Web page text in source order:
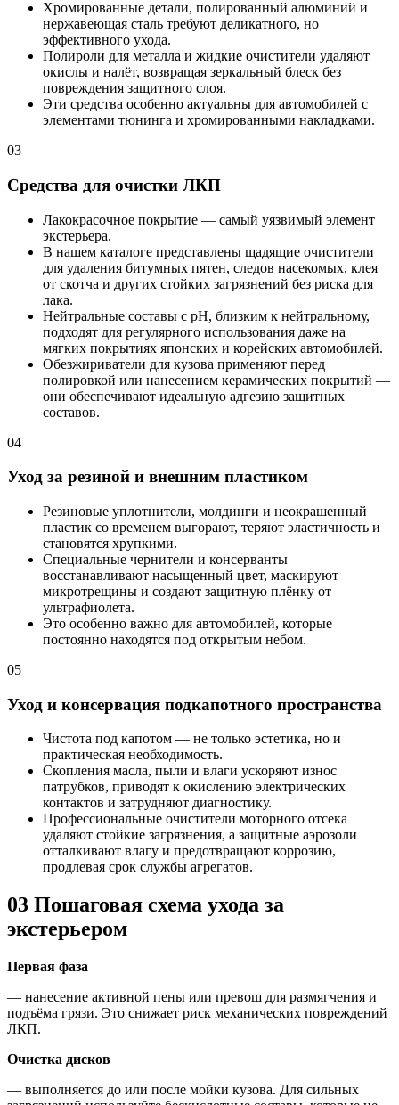
Хромированные детали, полированный алюминий и
нержавеющая сталь требуют деликатного, но
эффективного ухода.
Полироли для металла и жидкие очистители удаляют
окислы и налёт, возвращая зеркальный блеск без
повреждения защитного слоя.
Эти средства особенно актуальны для автомобилей с
элементами тюнинга и хромированными накладками.
03
Средства для очистки ЛКП
Лакокрасочное покрытие — самый уязвимый элемент
экстерьера.
В нашем каталоге представлены щадящие очистители
для удаления битумных пятен, следов насекомых, клея
от скотча и других стойких загрязнений без риска для
лака.
Нейтральные составы с pH, близким к нейтральному,
подходят для регулярного использования даже на
мягких покрытиях японских и корейских автомобилей.
Обезжириватели для кузова применяют перед
полировкой или нанесением керамических покрытий —
они обеспечивают идеальную адгезию защитных
составов.
04
Уход за резиной и внешним пластиком
Резиновые уплотнители, молдинги и неокрашенный
пластик со временем выгорают, теряют эластичность и
становятся хрупкими.
Специальные чернители и консерванты
восстанавливают насыщенный цвет, маскируют
микротрещины и создают защитную плёнку от
ультрафиолета.
Это особенно важно для автомобилей, которые
постоянно находятся под открытым небом.
05
Уход и консервация подкапотного пространства
Чистота под капотом — не только эстетика, но и
практическая необходимость.
Скопления масла, пыли и влаги ускоряют износ
патрубков, приводят к окислению электрических
контактов и затрудняют диагностику.
Профессиональные очистители моторного отсека
удаляют стойкие загрязнения, а защитные аэрозоли
отталкивают влагу и предотвращают коррозию,
продлевая срок службы агрегатов.
03 Пошаговая схема ухода за
экстерьером
Первая фаза
— нанесение активной пены или превош для размягчения и
подъёма грязи. Это снижает риск механических повреждений
ЛКП.
Очистка дисков
— выполняется до или после мойки кузова. Для сильных